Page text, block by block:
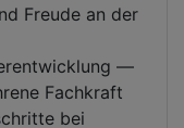
Freude an der
—
Fachkraft
bei